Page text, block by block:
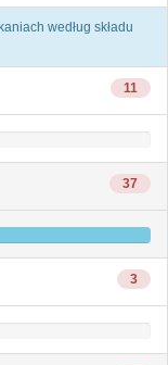
według składu
11
37
3